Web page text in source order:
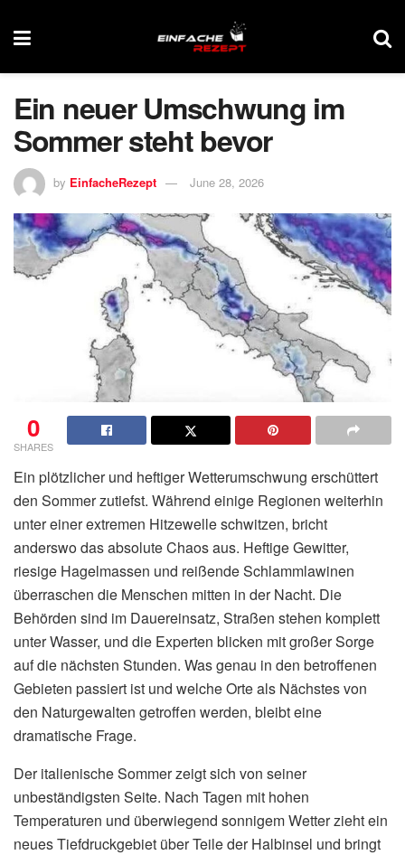
Ein neuer Umschwung im
Sommer steht bevor
by EinfacheRezept June 28, 2026
0
SHARES
Ein plötzlicher und heftiger Wetterumschwung erschüttert
den Sommer zutiefst. Während einige Regionen weiterhin
unter einer extremen Hitzewelle schwitzen, bricht
anderswo das absolute Chaos aus. Heftige Gewitter,
riesige Hagelmassen und reißende Schlammlawinen
überraschen die Menschen mitten in der Nacht. Die
Behörden sind im Dauereinsatz, Straßen stehen komplett
unter Wasser, und die Experten blicken mit großer Sorge
auf die nächsten Stunden. Was genau in den betroffenen
Gebieten passiert ist und welche Orte als Nächstes von
den Naturgewalten getroffen werden, bleibt eine
dramatische Frage.
Der italienische Sommer zeigt sich von seiner
unbeständigsten Seite. Nach Tagen mit hohen
Temperaturen und überwiegend sonnigem Wetter zieht ein
neues Tiefdruckgebiet über Teile der Halbinsel und bringt